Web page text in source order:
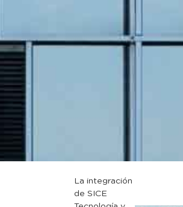
La integración
de SICE